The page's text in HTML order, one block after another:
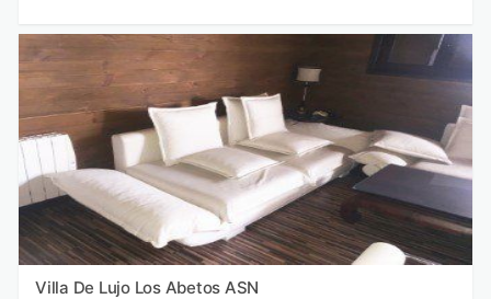
Villa De Lujo Los Abetos ASN